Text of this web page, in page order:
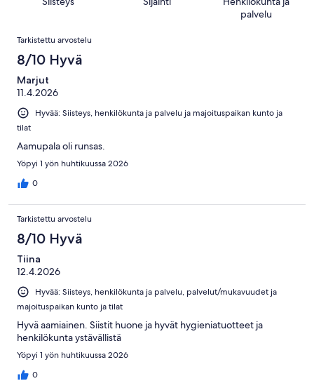
arvostelua
palvelu
Arvostelut
Tarkistettu arvostelu
8/10 Hyvä
Marjut
11.4.2026
Hyvää: Siisteys, henkilökunta ja palvelu ja majoituspaikan kunto ja
tilat
Aamupala oli runsas.
Yöpyi 1 yön huhtikuussa 2026
0
Tarkistettu arvostelu
8/10 Hyvä
Tiina
12.4.2026
Hyvää: Siisteys, henkilökunta ja palvelu, palvelut/mukavuudet ja
majoituspaikan kunto ja tilat
Hyvä aamiainen. Siistit huone ja hyvät hygieniatuotteet ja
henkilökunta ystävällistä
Yöpyi 1 yön huhtikuussa 2026
0